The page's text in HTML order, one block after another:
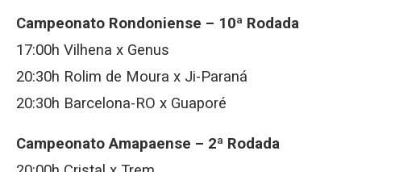
Campeonato Rondoniense – 10ª Rodada
17:00h Vilhena x Genus
20:30h Rolim de Moura x Ji-Paraná
20:30h Barcelona-RO x Guaporé
Campeonato Amapaense – 2ª Rodada